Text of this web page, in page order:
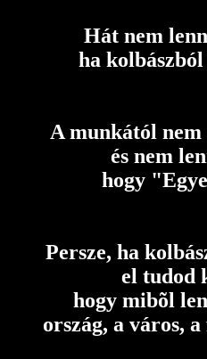
Hát nem
ha
A munkától
és nem
hogy
Persze, ha
el tudod
hogy mibõl
ország, a város,